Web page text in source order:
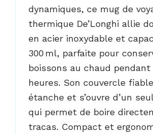
dynamiques, ce mug de
thermique De’Longhi allie
en acier inoxydable et
300 ml, parfaite pour
boissons au chaud
heures. Son couvercle
étanche et s’ouvre d’un
qui permet de boire
tracas. Compact et